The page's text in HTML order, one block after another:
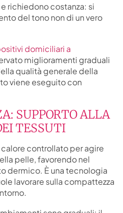
richiedono costanza: si
del tono non di un vero
domiciliari a
miglioramenti graduali
qualità generale della
viene eseguito con
SUPPORTO ALLA
TESSUTI
calore controllato per agire
pelle, favorendo nel
dermico. È una tecnologia
lavorare sulla compattezza